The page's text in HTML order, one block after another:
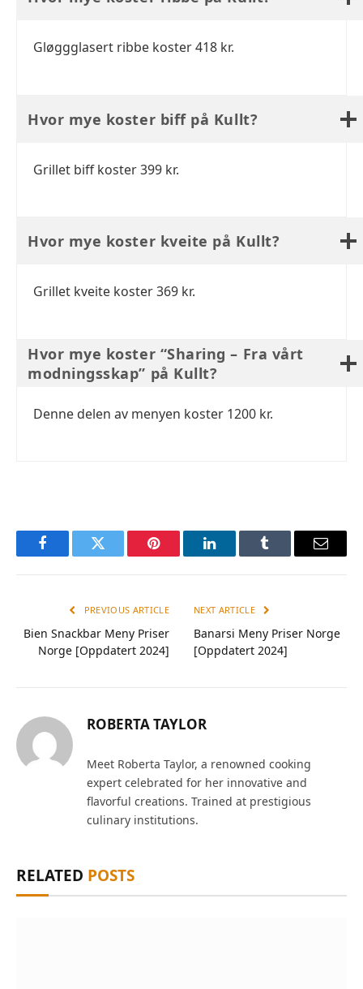
Gløggglasert ribbe koster 418 kr.
Hvor mye koster biff på Kullt?
Grillet biff koster 399 kr.
Hvor mye koster kveite på Kullt?
Grillet kveite koster 369 kr.
Hvor mye koster “Sharing – Fra vårt
modningsskap” på Kullt?
Denne delen av menyen koster 1200 kr.
FacebookTwitter Pinterest LinkedInTumblr Email
PREVIOUS ARTICLE
Bien Snackbar Meny Priser
Norge [Oppdatert 2024]
NEXT ARTICLE
Banarsi Meny Priser Norge
[Oppdatert 2024]
ROBERTA TAYLOR
Meet Roberta Taylor, a renowned cooking
expert celebrated for her innovative and
flavorful creations. Trained at prestigious
culinary institutions.
RELATED POSTS